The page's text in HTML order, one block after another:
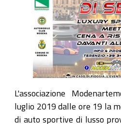
L'associazione
luglio 2019 dalle ore 19 la
di auto sportive di lusso